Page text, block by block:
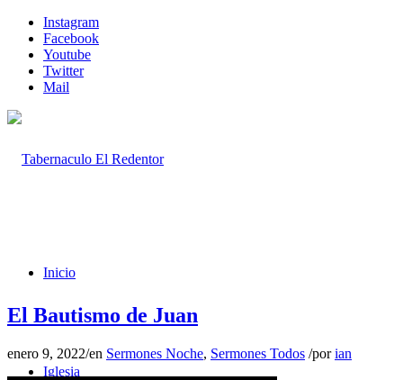
Instagram
Facebook
Youtube
Twitter
Mail
Inicio
Iglesia
El Bautismo de Juan
enero 9, 2022/en Sermones Noche, Sermones Todos /porian